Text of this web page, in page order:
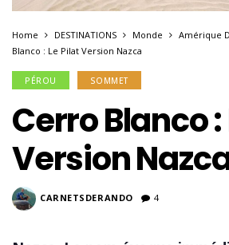
Home DESTINATIONS Monde Amérique
Blanco : Le Pilat Version Nazca
PÉROU SOMMET
Cerro Blanco :
Version
CARNETSDERANDO 4